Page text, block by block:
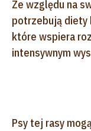
Ze względu na
potrzebują diety
które wspiera
intensywnym
Psy tej rasy